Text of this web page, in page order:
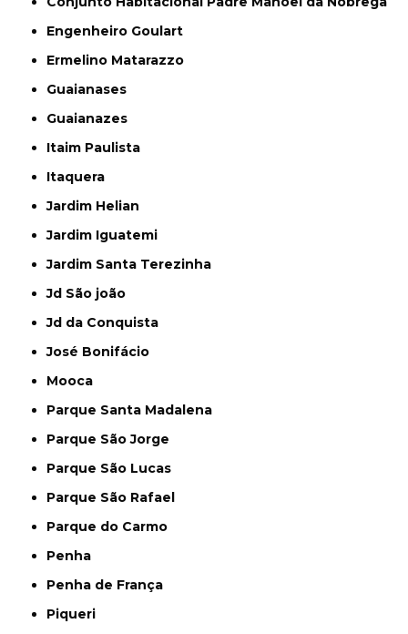
Engenheiro Goulart
Ermelino Matarazzo
Guaianases
Guaianazes
Itaim Paulista
Itaquera
Jardim Helian
Jardim Iguatemi
Jardim Santa Terezinha
Jd São joão
Jd da Conquista
José Bonifácio
Mooca
Parque Santa Madalena
Parque São Jorge
Parque São Lucas
Parque São Rafael
Parque do Carmo
Penha
Penha de França
Piqueri